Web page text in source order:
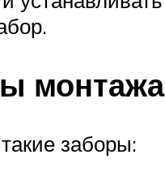
монтажа
заборы: